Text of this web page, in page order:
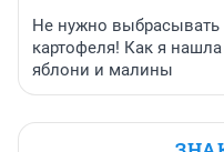
Не нужно выбрасывать
картофеля! Как я
яблони и малины